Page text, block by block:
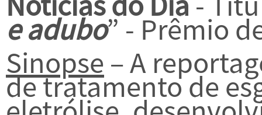
e adubo” - Prêmio
Sinopse – A
de tratamento de